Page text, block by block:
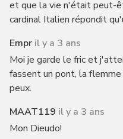
et que la vie n'était peut-
cardinal Italien répondit
Empr il y a 3 ans
Moi je garde le fric et
fassent un pont, la
peux.
MAAT119 il y a 3 ans
Mon Dieudo!